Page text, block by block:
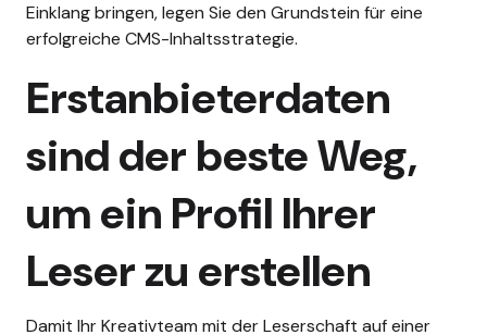
Einklang bringen, legen Sie den Grundstein für eine
erfolgreiche CMS-Inhaltsstrategie.
Erstanbieterdaten
sind der beste Weg,
um ein Profil Ihrer
Leser zu erstellen
Damit Ihr Kreativteam mit der Leserschaft auf einer